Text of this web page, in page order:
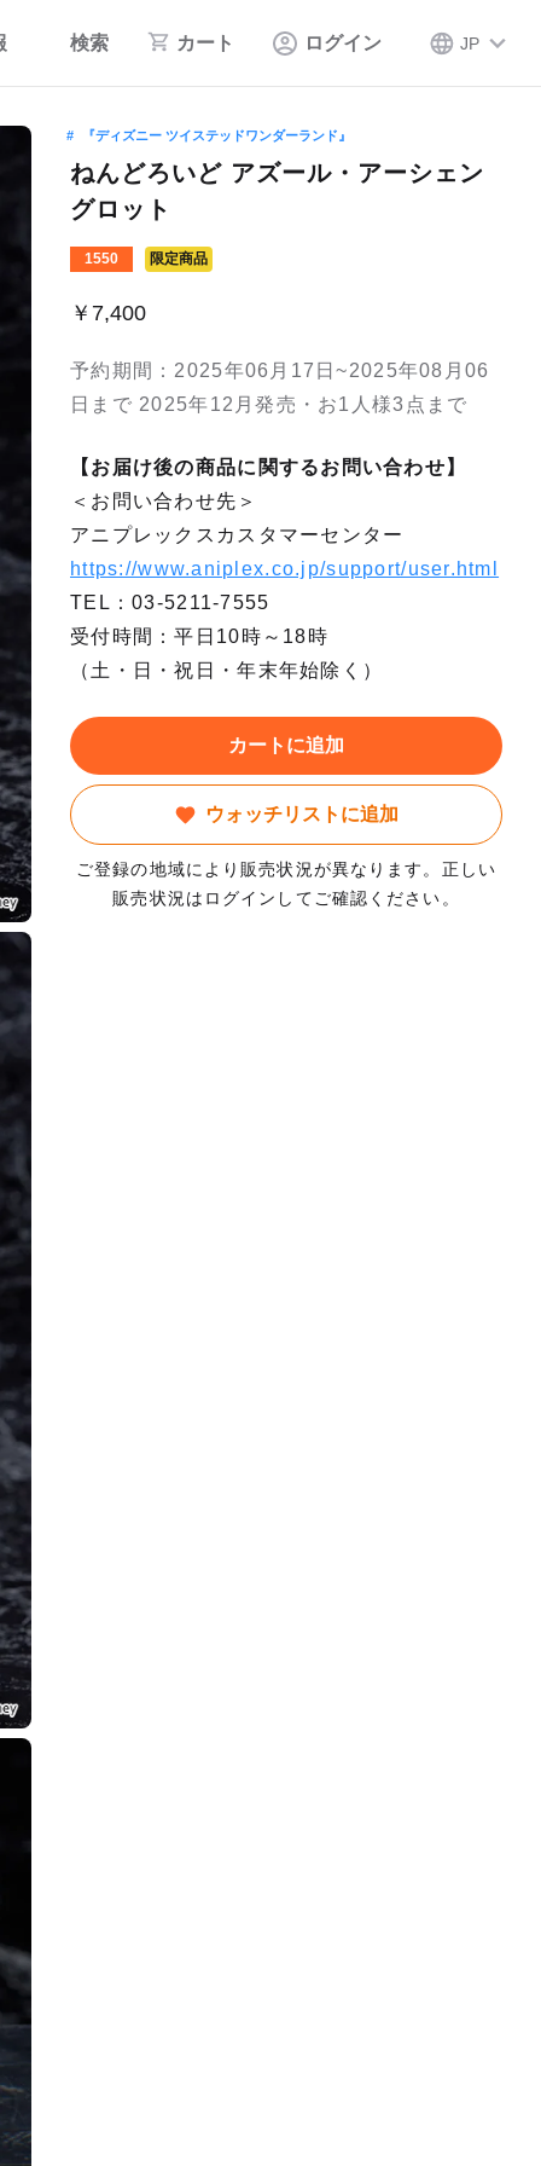
検索 カート ログイン JP
『ディズニー ツイステッドワンダーランド』
ねんどろいど アズール・アーシェン
グロット
1550 限定商品
￥7,400
予約期間：2025年06月17日~2025年08月06
日まで 2025年12月発売・お1人様3点まで
【お届け後の商品に関するお問い合わせ】
＜お問い合わせ先＞
アニプレックスカスタマーセンター
https://www.aniplex.co.jp/support/user.html
TEL：03-5211-7555
受付時間：平日10時～18時
（土・日・祝日・年末年始除く）
カートに追加
ウォッチリストに追加
ご登録の地域により販売状況が異なります。正しい
販売状況はログインしてご確認ください。